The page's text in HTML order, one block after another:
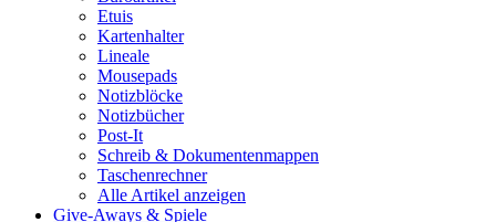
Etuis
Kartenhalter
Lineale
Mousepads
Notizblöcke
Notizbücher
Post-It
Schreib & Dokumentenmappen
Taschenrechner
Alle Artikel anzeigen
Give-Aways & Spiele